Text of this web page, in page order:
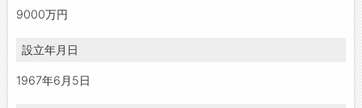
9000万円
設立年月日
1967年6月5日